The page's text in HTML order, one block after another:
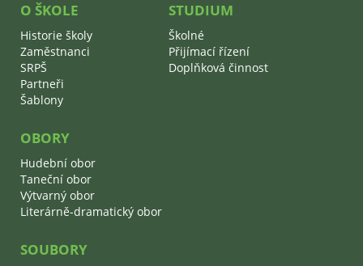
O ŠKOLE
Historie školy
Zaměstnanci
SRPŠ
Partneři
Šablony
STUDIUM
Školné
Přijímací řízení
Doplňková činnost
OBORY
Hudební obor
Taneční obor
Výtvarný obor
Literárně-dramatický obor
SOUBORY